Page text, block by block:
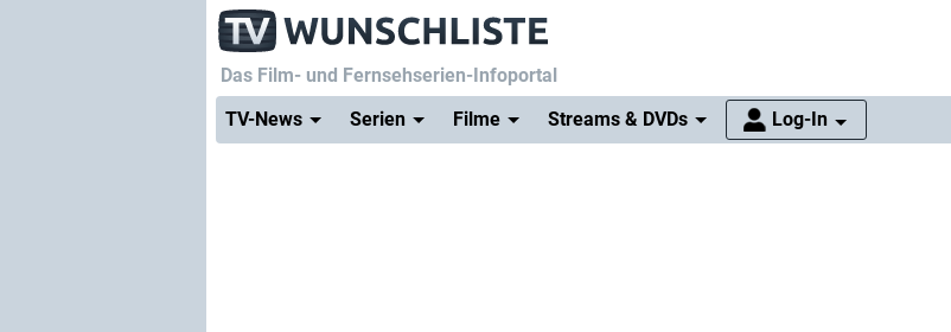
Das Film- und Fernsehserien-Infoportal
TV-News
Serien Filme Streams & DVDs Log-In